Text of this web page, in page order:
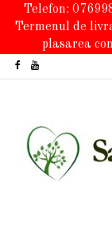
Telefon:
Termenul de
plasarea